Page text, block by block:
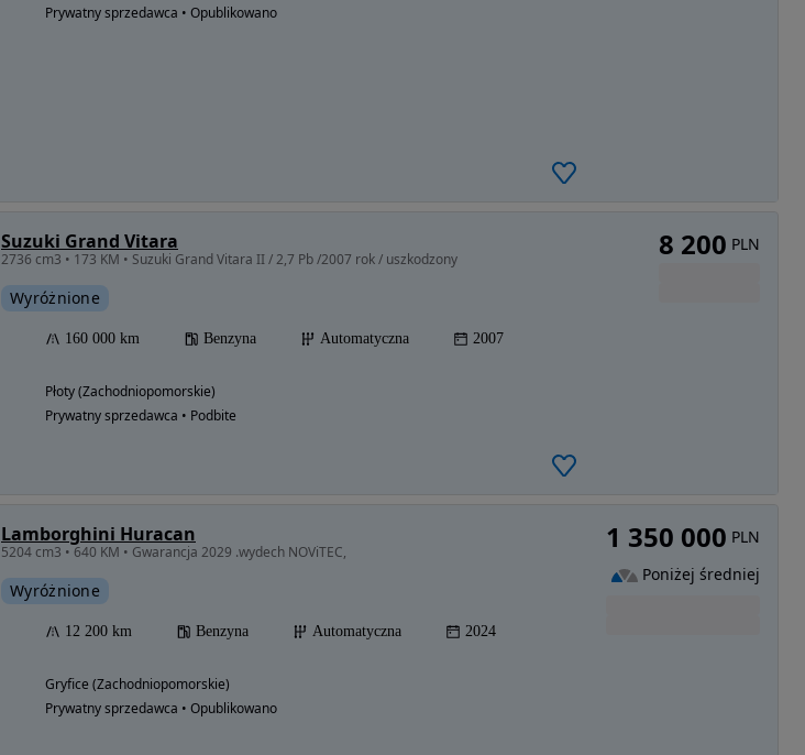
Prywatny sprzedawca • Opublikowano
Suzuki Grand Vitara
2736 cm3 • 173 KM • Suzuki Grand Vitara II / 2,7 Pb /2007 rok / uszkodzony
Wyróżnione
160 000 km Benzyna Automatyczna 2007
Płoty (Zachodniopomorskie)
Prywatny sprzedawca • Podbite
8 200 PLN
Lamborghini Huracan
5204 cm3 • 640 KM • Gwarancja 2029 .wydech NOViTEC,
Wyróżnione
12 200 km Benzyna Automatyczna 2024
Gryfice (Zachodniopomorskie)
Prywatny sprzedawca • Opublikowano
1 350 000 PLN
Poniżej średniej